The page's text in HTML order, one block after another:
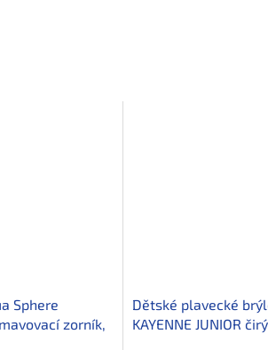
Sphere
zorník,
Dětské plavecké
KAYENNE JUNIOR